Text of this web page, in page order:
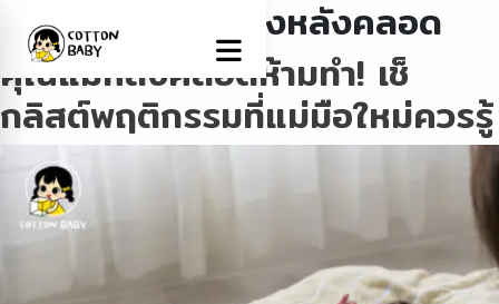
Tag:วิธีดูแลตัวเองหลังคลอด
คุณแม่หลังคลอดห้ามทำ! เช็
กลิสต์พฤติกรรมที่แม่มือใหม่ควรรู้